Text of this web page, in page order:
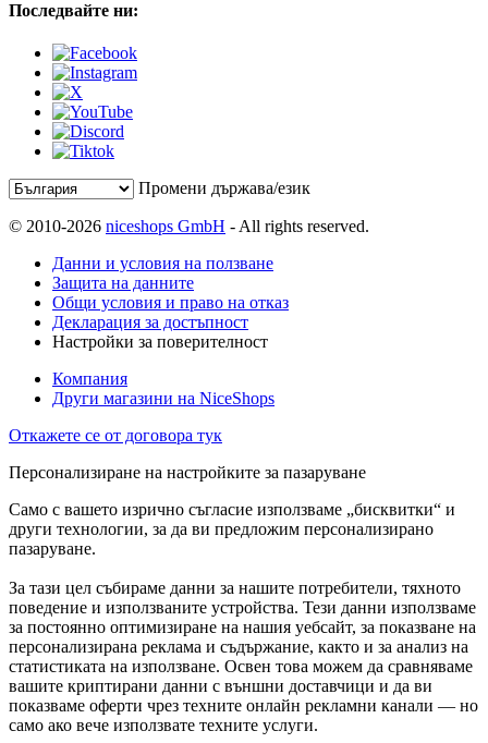
Последвайте ни:
Промени държава/език
© 2010-2026 niceshops GmbH - All rights reserved.
Данни и условия на ползване
Защита на данните
Общи условия и право на отказ
Декларация за достъпност
Настройки за поверителност
Компания
Други магазини на NiceShops
Откажете се от договора тук
Персонализиране на настройките за пазаруване
Само с вашето изрично съгласие използваме „бисквитки“ и
други технологии, за да ви предложим персонализирано
пазаруване.
За тази цел събираме данни за нашите потребители, тяхното
поведение и използваните устройства. Тези данни използваме
за постоянно оптимизиране на нашия уебсайт, за показване на
персонализирана реклама и съдържание, както и за анализ на
статистиката на използване. Освен това можем да сравняваме
вашите криптирани данни с външни доставчици и да ви
показваме оферти чрез техните онлайн рекламни канали — но
само ако вече използвате техните услуги.